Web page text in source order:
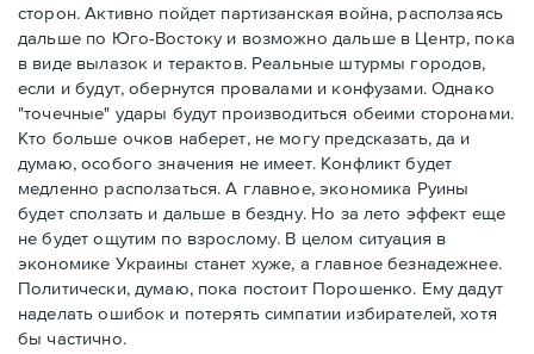
сторон. Активно пойдет партизанская война, расползаясь
дальше по Юго-Востоку и возможно дальше в Центр, пока
в виде вылазок и терактов. Реальные штурмы городов,
если и будут, обернутся провалами и конфузами. Однако
"точечные" удары будут производиться обеими сторонами.
Кто больше очков наберет, не могу предсказать, да и
думаю, особого значения не имеет. Конфликт будет
медленно расползаться. А главное, экономика Руины
будет сползать и дальше в бездну. Но за лето эффект еще
не будет ощутим по взрослому. В целом ситуация в
экономике Украины станет хуже, а главное безнадежнее.
Политически, думаю, пока постоит Порошенко. Ему дадут
наделать ошибок и потерять симпатии избирателей, хотя
бы частично.